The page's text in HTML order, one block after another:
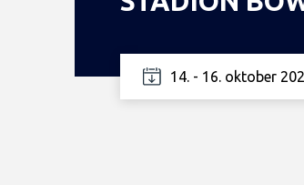
14. - 16. oktober